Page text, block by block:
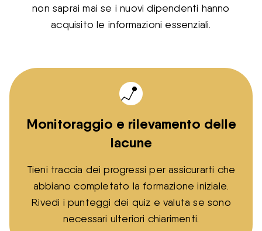
non saprai mai se i nuovi dipendenti hanno
acquisito le informazioni essenziali.
Monitoraggio e rilevamento delle
lacune
Tieni traccia dei progressi per assicurarti che
abbiano completato la formazione iniziale.
Rivedi i punteggi dei quiz e valuta se sono
necessari ulteriori chiarimenti.